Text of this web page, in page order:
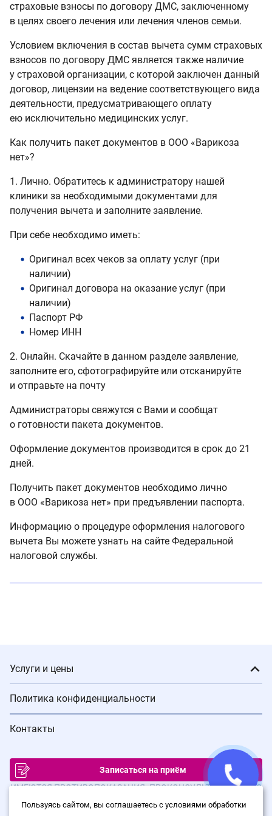
страховые взносы по договору ДМС, заключенному
в целях своего лечения или лечения членов семьи.
Условием включения в состав вычета сумм страховых
взносов по договору ДМС является также наличие
у страховой организации, с которой заключен данный
договор, лицензии на ведение соответствующего вида
деятельности, предусматривающего оплату
ею исключительно медицинских услуг.
Как получить пакет документов в ООО «Варикоза
нет»?
1. Лично. Обратитесь к администратору нашей
клиники за необходимыми документами для
получения вычета и заполните заявление.
При себе необходимо иметь:
Оригинал всех чеков за оплату услуг (при
наличии)
Оригинал договора на оказание услуг (при
наличии)
Паспорт РФ
Номер ИНН
2. Онлайн. Скачайте в данном разделе заявление,
заполните его, сфотографируйте или отсканируйте
и отправьте на почту
Администраторы свяжутся с Вами и сообщат
о готовности пакета документов.
Оформление документов производится в срок до 21
дней.
Получить пакет документов необходимо лично
в ООО «Варикоза нет» при предъявлении паспорта.
Информацию о процедуре оформления налогового
вычета Вы можете узнать на сайте Федеральной
налоговой службы.
Услуги и цены
Политика конфиденциальности
Контакты
Записаться на приём
ИМЕЮТСЯ ПРОТИВОПОКАЗАНИЯ. ПРОКОНСУЛЬТИРУЙТЕСЬ С
Пользуясь сайтом, вы соглашаетесь с условиями обработки